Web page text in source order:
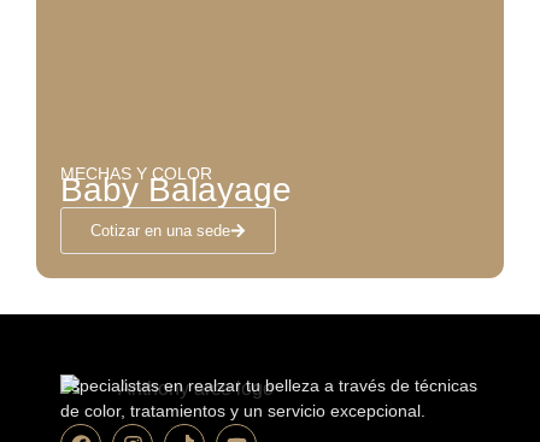
MECHAS Y COLOR
Baby Balayage
Cotizar en una sede
Especialistas en realzar tu belleza a través de técnicas
de color, tratamientos y un servicio excepcional.